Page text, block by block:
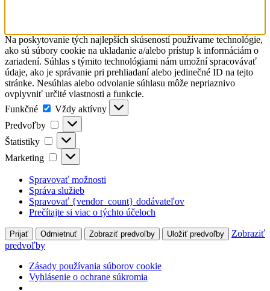
Na poskytovanie tých najlepších skúseností používame technológie,
ako sú súbory cookie na ukladanie a/alebo prístup k informáciám o
zariadení. Súhlas s týmito technológiami nám umožní spracovávať
údaje, ako je správanie pri prehliadaní alebo jedinečné ID na tejto
stránke. Nesúhlas alebo odvolanie súhlasu môže nepriaznivo
ovplyvniť určité vlastnosti a funkcie.
Funkčné
Funkčné
Vždy aktívny
Predvoľby
Predvoľby
Štatistiky Štatistiky
Marketing Marketing
Spravovať možnosti
Správa služieb
Spravovať {vendor_count} dodávateľov
Prečítajte si viac o týchto účeloch
Prijať Odmietnuť Zobraziť predvoľby Uložiť predvoľby
Zobraziť
predvoľby
Zásady používania súborov cookie
Vyhlásenie o ochrane súkromia